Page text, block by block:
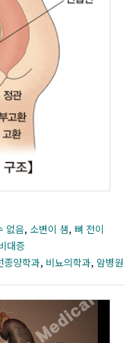
없음,소변이 샘, 뼈 전이
대증
종양학과, 비뇨의학과, 암병원